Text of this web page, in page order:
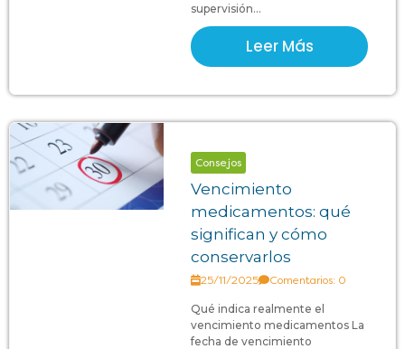
supervisión...
Leer Más
Consejos
Vencimiento
medicamentos: qué
significan y cómo
conservarlos
25/11/2025 Comentarios: 0
Qué indica realmente el
vencimiento medicamentos La
fecha de vencimiento